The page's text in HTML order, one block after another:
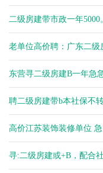
二级房建带市政一年5000
老单位高价聘：广东二
东营寻二级房建B一年急
聘二级房建带b本社保不
高价江苏装饰装修单位
寻:二级房建或+B，配合